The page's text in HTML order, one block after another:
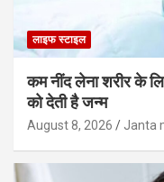
लाइफ स्टाइल
कम नींद लेना शरीर के
को देती है जन्म
August 8, 2026 Janta